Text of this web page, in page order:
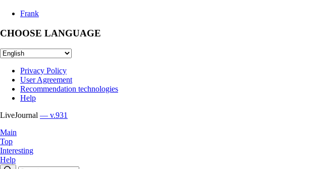
Frank
CHOOSE LANGUAGE
Privacy Policy
User Agreement
Recommendation technologies
Help
LiveJournal — v.931
Main
Top
Interesting
Help